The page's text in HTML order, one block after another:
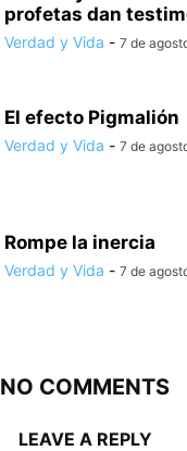
profetas dan
Verdad y Vida - 7 de
El efecto Pigmalión
Verdad y Vida - 7 de
Rompe la inercia
Verdad y Vida - 7 de
NO COMMENTS
LEAVE A REPLY